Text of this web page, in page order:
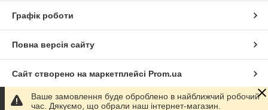
Графік роботи
Повна версія сайту
Сайт створено на маркетплейсі Prom.ua
Політика конфіденційності
Ваше замовлення буде оброблено в найближчий робочий
час. Дякуємо, що обрали наш інтернет-магазин.